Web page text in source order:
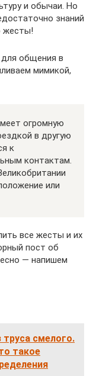
и обычаи. Но
знаний
жесты!
для общения в
мимикой,
огромную
в другую
к
контактам.
или
все жесты и их
пост об
— напишем
труса смелого.
такое